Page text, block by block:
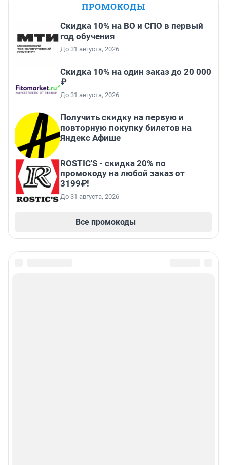
ПРОМОКОДЫ
Скидка 10% на ВО и СПО в первый
год обучения
До 31 августа, 2026
Скидка 10% на один заказ до 20 000
₽
До 31 августа, 2026
Получить скидку на первую и
повторную покупку билетов на
Яндекс Афише
ROSTIC'S - скидка 20% по
промокоду на любой заказ от
3199₽!
До 31 августа, 2026
Все промокоды